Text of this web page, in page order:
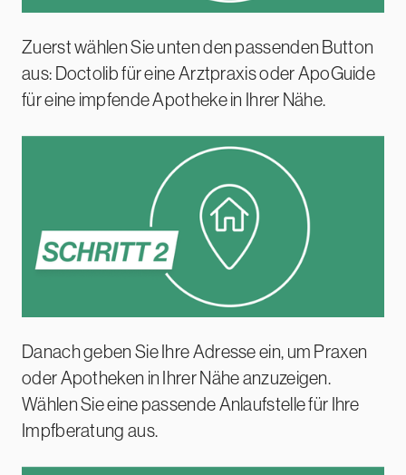
Zuerst wählen Sie unten den passenden Button
aus: Doctolib für eine Arztpraxis oder ApoGuide
für eine impfende Apotheke in Ihrer Nähe.
Danach geben Sie Ihre Adresse ein, um Praxen
oder Apotheken in Ihrer Nähe anzuzeigen.
Wählen Sie eine passende Anlaufstelle für Ihre
Impfberatung aus.